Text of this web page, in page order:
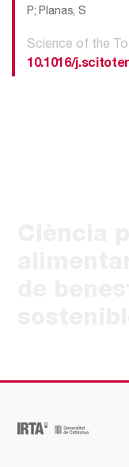
P; Planas, S
Science of the
10.1016/